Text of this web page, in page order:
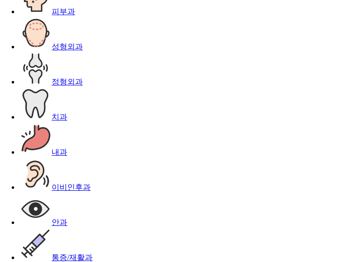
피부과
성형외과
정형외과
치과
내과
이비인후과
안과
통증/재활과